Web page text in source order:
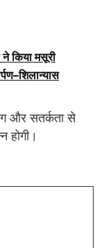
ने किया मसूरी
और सतर्कता से
होगी।